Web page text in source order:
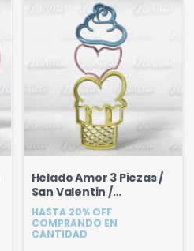
Helado Amor 3 Piezas /
San Valentin /
Enamorados
HASTA 20% OFF
COMPRANDO EN
CANTIDAD